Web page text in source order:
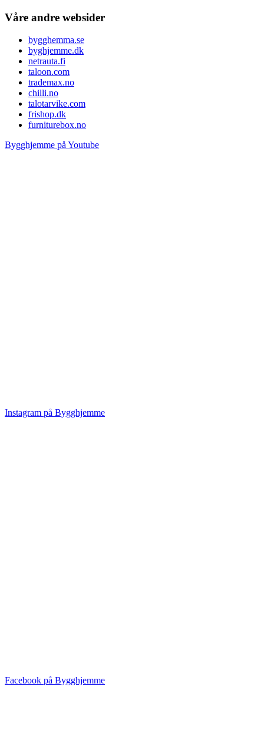
Våre andre websider
bygghemma.se
byghjemme.dk
netrauta.fi
taloon.com
trademax.no
chilli.no
talotarvike.com
frishop.dk
furniturebox.no
Bygghjemme på Youtube
Instagram på Bygghjemme
Facebook på Bygghjemme